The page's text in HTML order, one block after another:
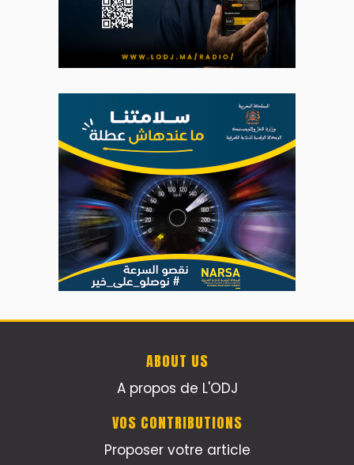
ABOUT US
A propos de L'ODJ
VOS CONTRIBUTIONS
Proposer votre article